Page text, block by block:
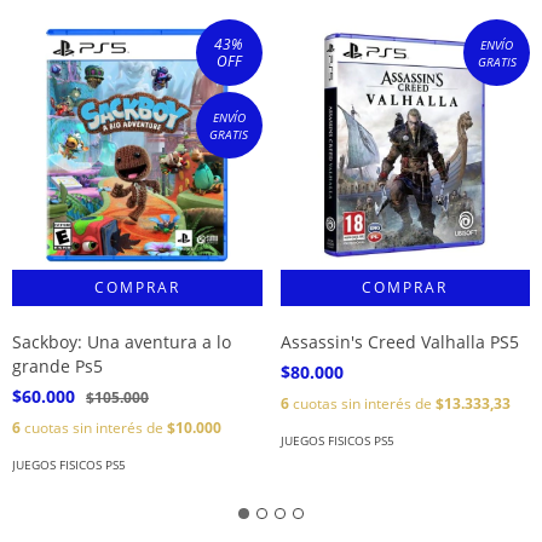
43%
OFF
ENVÍO
GRATIS
Sackboy: Una aventura a lo
grande Ps5
$60.000 $105.000
6cuotas sin interés de $10.000
JUEGOS FISICOS PS5
ENVÍO
GRATIS
Assassin's Creed Valhalla PS5
$80.000
6cuotas sin interés de $13.333,33
JUEGOS FISICOS PS5